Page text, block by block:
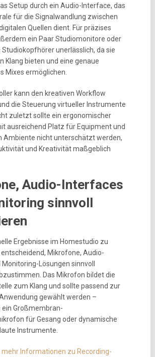
Setup durch ein Audio-Interface, das
für die Signalwandlung zwischen
Quellen dient. Für präzises
ein Paar Studiomonitore oder
unerlässlich, da sie
Klang bieten und eine genaue
Mixes ermöglichen.
kann den kreativen Workflow
die Steuerung virtueller Instrumente
zuletzt sollte ein ergonomischer
ausreichend Platz für Equipment und
Ambiente nicht unterschätzt werden,
und Kreativität maßgeblich
Audio-Interfaces
sinnvoll
Ergebnisse im Homestudio zu
Mikrofone, Audio-
Lösungen sinnvoll
Das Mikrofon bildet die
zum Klang und sollte passend zur
gewählt werden –
ein Großmembran-
für Gesang oder dynamische
Instrumente.
mehr Informationen zu Recording-